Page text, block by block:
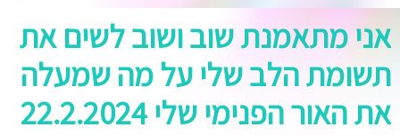
אני מתאמנת שוב ושוב לשים את
תשומת הלב שלי על מה שמעלה
את האור הפנימי שלי 22.2.2024